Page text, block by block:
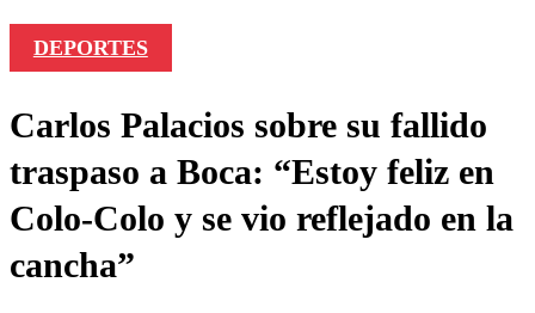
DEPORTES
Carlos Palacios sobre su fallido
traspaso a Boca: “Estoy feliz en
Colo-Colo y se vio reflejado en la
cancha”